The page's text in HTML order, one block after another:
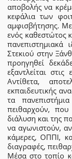
αποβολής να
κεφάλια των
αμφισβήτησης.
ενός καθεστώτος
Στεκιού στην
προηγηθεί
εξαντλείται
Αντίθετα,
εκπαιδευτικής
τα
πειθαρχούν,
διάλυση και της
να αγωνιστούν,
κάμερες, ΟΠΠΙ,
διαγραφές,
Μέσα στο τοπίο